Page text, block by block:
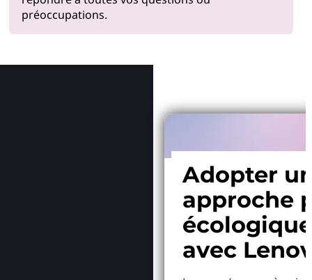
préoccupations.
Adopter
approche
écologique
avec